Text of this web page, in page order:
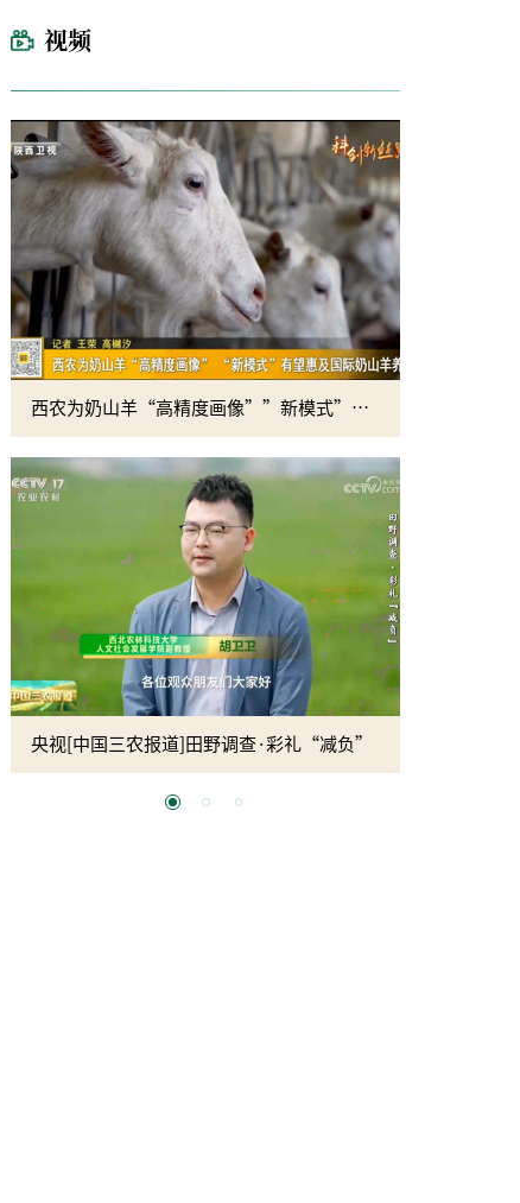
视频
西农为奶山羊“高精度画像””新模式”有望惠及国际奶山羊养殖
央视[中国三农报道]田野调查·彩礼“减负”